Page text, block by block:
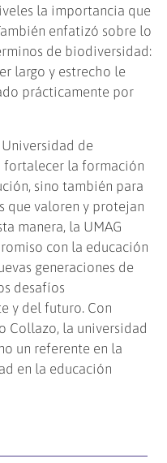
la importancia que
enfatizó sobre lo
de biodiversidad:
largo y estrecho le
prácticamente por
de
fortalecer la formación
sino también para
que valoren y protejan
manera, la UMAG
con la educación
generaciones de
desafíos
y del futuro. Con
Collazo, la universidad
un referente en la
en la educación